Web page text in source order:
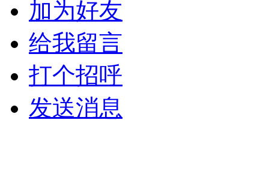
加为好友
给我留言
打个招呼
发送消息